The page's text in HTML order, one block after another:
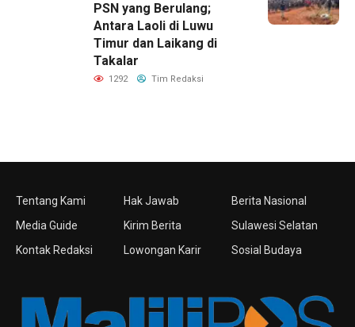
PSN yang Berulang;
Antara Laoli di Luwu
Timur dan Laikang di
Takalar
1292 Tim Redaksi
Tentang Kami
Media Guide
Kontak Redaksi
Hak Jawab
Kirim Berita
Lowongan Karir
Berita Nasional
Sulawesi Selatan
Sosial Budaya